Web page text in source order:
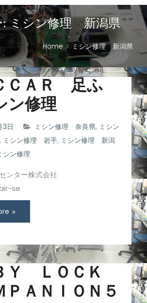
: ミシン修理 新潟県
Home ミシン修理 新潟県
ＣＡＲ 足ふ
ン修理
3日 ミシン修理 奈良県, ミシン
ミシン修理 岩手, ミシン修理 新潟
シン修理
センター株式会社
se
Ｙ ＬＯＣＫ
ＰＡＮＩＯＮ５